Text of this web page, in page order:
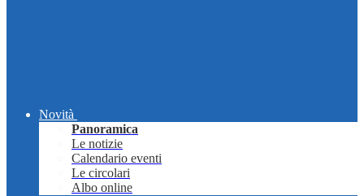
Novità
Panoramica
Le notizie
Calendario eventi
Le circolari
Albo online